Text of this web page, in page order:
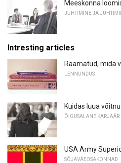
Meeskonna
JUHTIMINE JA
Intresting articles
Raamatud, mida
LENNUNDUS
Kuidas luua
ÕIGUSALANE KARJÄÄR
USA Army
SÕJAVÄEOSAKONNAD